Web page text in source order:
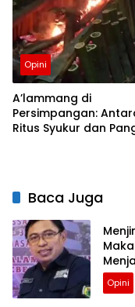
Opini
A’lammang di
Persimpangan:
Ritus Syukur dan
Baca Juga
Opini